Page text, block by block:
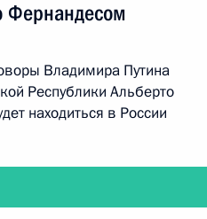
Фернандесом
Владимира Путина
Республики Альберто
находиться в России